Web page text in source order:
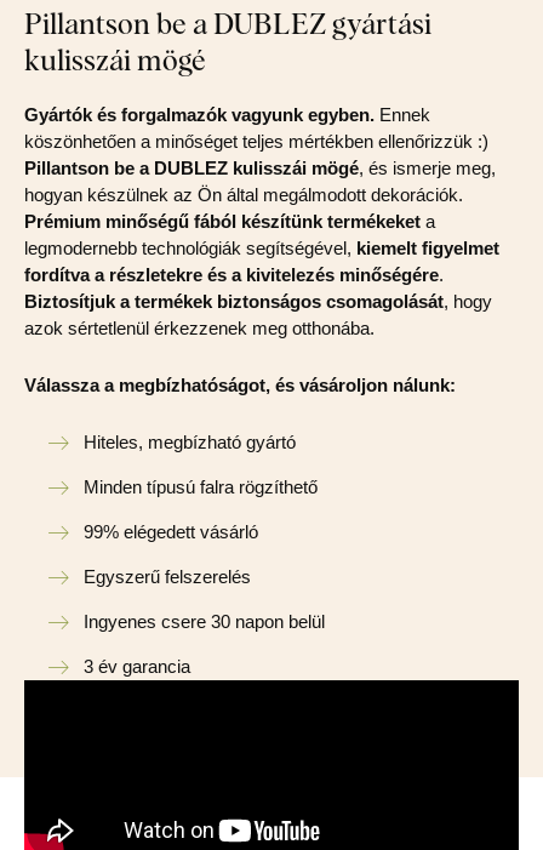
Pillantson be a DUBLEZ gyártási
kulisszái mögé
Gyártók és forgalmazók vagyunk egyben. Ennek
köszönhetően a minőséget teljes mértékben ellenőrizzük :)
Pillantson be a DUBLEZ kulisszái mögé, és ismerje meg,
hogyan készülnek az Ön által megálmodott dekorációk.
Prémium minőségű fából készítünk termékeket a
legmodernebb technológiák segítségével, kiemelt figyelmet
fordítva a részletekre és a kivitelezés minőségére.
Biztosítjuk a termékek biztonságos csomagolását, hogy
azok sértetlenül érkezzenek meg otthonába.
Válassza a megbízhatóságot, és vásároljon nálunk:
Hiteles, megbízható gyártó
Minden típusú falra rögzíthető
99% elégedett vásárló
Egyszerű felszerelés
Ingyenes csere 30 napon belül
3 év garancia